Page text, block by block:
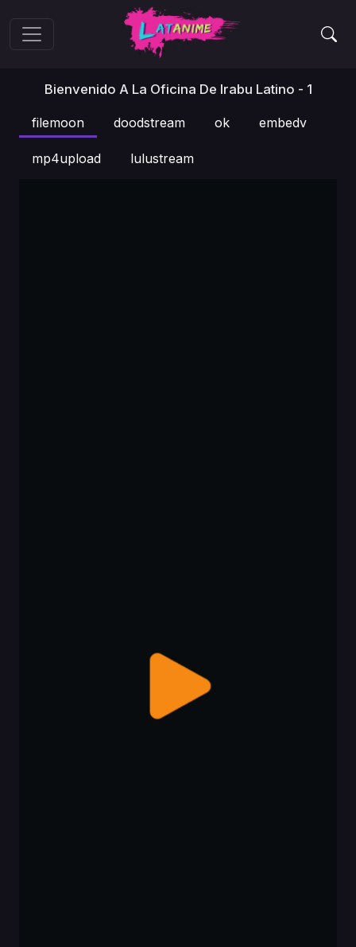
Bienvenido A La Oficina De Irabu Latino - 1
filemoon doodstream ok embedv
mp4upload lulustream